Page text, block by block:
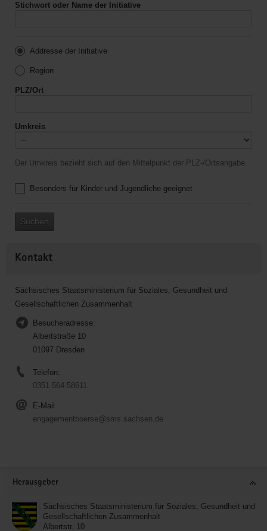
Stichwort oder Name der Initiative
Addresse der Initiative
Region
PLZ/Ort
Umkreis
Der Umkreis bezieht sich auf den Mittelpunkt der PLZ-/Ortsangabe.
Besonders für Kinder und Jugendliche geeignet
Suchen
Kontakt
Sächsisches Staatsministerium für Soziales, Gesundheit und
Gesellschaftlichen Zusammenhalt
Besucheradresse:
Albertstraße 10
01097 Dresden
Telefon:
0351 564-58611
E-Mail
engagementboerse@sms.sachsen.de
Herausgeber
Sächsisches Staatsministerium für Soziales, Gesundheit und
Gesellschaftlichen Zusammenhalt
Albertstr. 10